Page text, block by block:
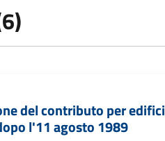
del contributo per edifici
l'11 agosto 1989